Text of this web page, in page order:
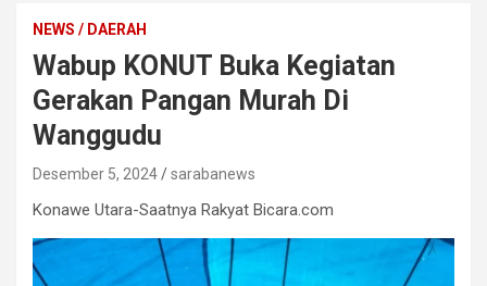
NEWS / DAERAH
Wabup KONUT Buka Kegiatan
Gerakan Pangan Murah Di
Wanggudu
Desember 5, 2024 sarabanews
Konawe Utara-Saatnya Rakyat Bicara.com